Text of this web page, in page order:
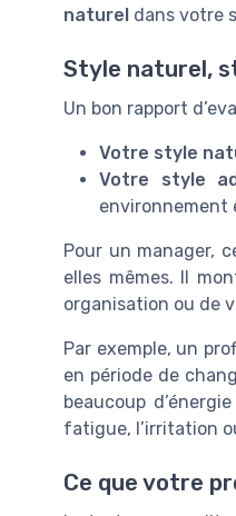
naturel dans votre
Style naturel,
Un bon rapport
Votre style
Votre style
environnement
Pour un manager,
elles mêmes. Il
organisation ou de
Par exemple, un
en période de
beaucoup
fatigue, l’irritation
Ce que votre